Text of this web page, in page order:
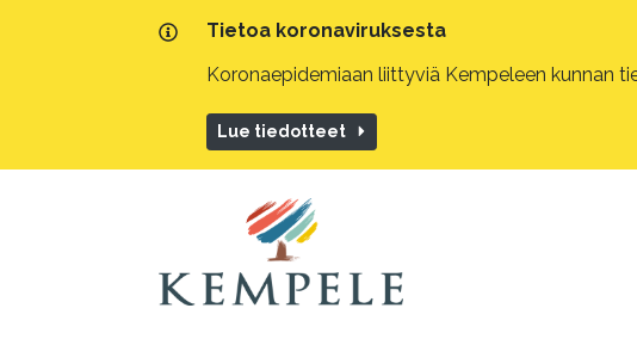
Tietoa koronaviruksesta
Koronaepidemiaan liittyviä Kempeleen kunnan
Lue tiedotteet